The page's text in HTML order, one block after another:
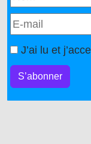
J’ai lu et
S’abonner